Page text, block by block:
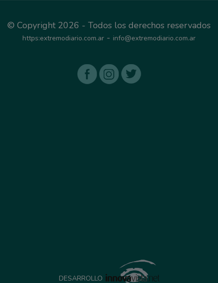
© Copyright 2026 - Todos los derechos reservados
https:extremodiario.com.ar - info@extremodiario.com.ar
DESARROLLO